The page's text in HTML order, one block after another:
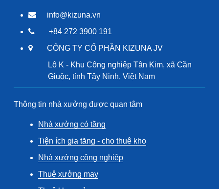
info@kizuna.vn
+84 272 3900 191
CÔNG TY CỔ PHẦN KIZUNA JV
Lô K - Khu Công nghiệp Tân Kim, xã Cần
Giuộc, tỉnh Tây Ninh, Việt Nam
Thông tin nhà xưởng được quan tâm
Nhà xưởng có tầng
Tiện ích gia tăng - cho thuê kho
Nhà xưởng công nghiệp
Thuê xưởng may